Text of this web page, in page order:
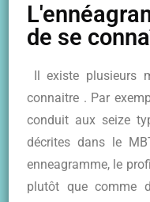
de se
Il existe plusieurs
connaitre . Par
conduit aux seize
décrites dans le
enneagramme, le
plutôt que comme